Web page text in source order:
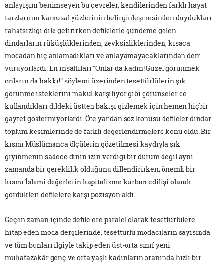
anlayışını benimseyen bu çevreler, kendilerinden farklı hayat
tarzlarının kamusal yüzlerinin belirginleşmesinden duydukları
rahatsızlığı dile getirirken defilelerle gündeme gelen
dindarların rüküşlüklerinden, zevksizliklerinden, kısaca
modadan hiç anlamadıkları ve anlayamayacaklarından dem
vuruyorlardı. En insaflıları "Onlar da kadın! Güzel görünmek
onların da hakkı!" söylemi üzerinden tesettürlülerin şık
görünme isteklerini makul karşılıyor gibi görünseler de
kullandıkları dildeki üstten bakışı gizlemek için hemen hiçbir
gayret göstermiyorlardı. Öte yandan söz konusu defileler dindar
toplum kesimlerinde de farklı değerlendirmelere konu oldu. Bir
kısmı Müslümanca ölçülerin gözetilmesi kaydıyla şık
giyinmenin sadece dinin izin verdiği bir durum değil aynı
zamanda bir gereklilik olduğunu dillendirirken; önemli bir
kısmı İslami değerlerin kapitalizme kurban edilişi olarak
gördükleri defilelere karşı pozisyon aldı.
Geçen zaman içinde defilelere paralel olarak tesettürlülere
hitap eden moda dergilerinde, tesettürlü modacıların sayısında
ve tüm bunları ilgiyle takip eden üst-orta sınıf yeni
muhafazakâr genç ve orta yaşlı kadınların oranında hızlı bir